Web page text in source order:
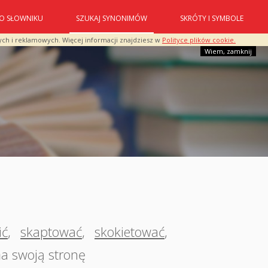
i reklamowych. Więcej informacji znajdziesz w Polityce plików cookie.
Wiem, zamknij
O SŁOWNIKU SZUKAJ SYNONIMÓW SKRÓTY I SYMBOLE
, skaptować, skokietować,
swoją stronę